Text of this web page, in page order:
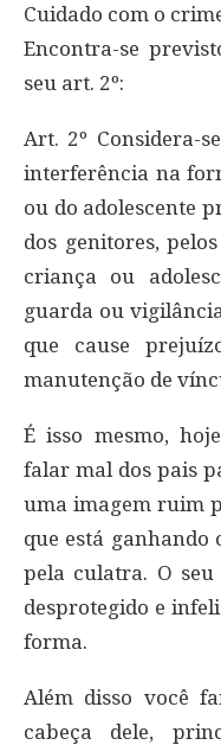
Cuidado com o
Encontra-se
seu art. 2º:
Art. 2º Considera-
interferência na
ou do adolescente
dos genitores,
criança ou
guarda ou
que cause
manutenção de
É isso mesmo,
falar mal dos pais
uma imagem ruim
que está ganhando
pela culatra. O
desprotegido e
forma.
Além disso você
cabeça dele,